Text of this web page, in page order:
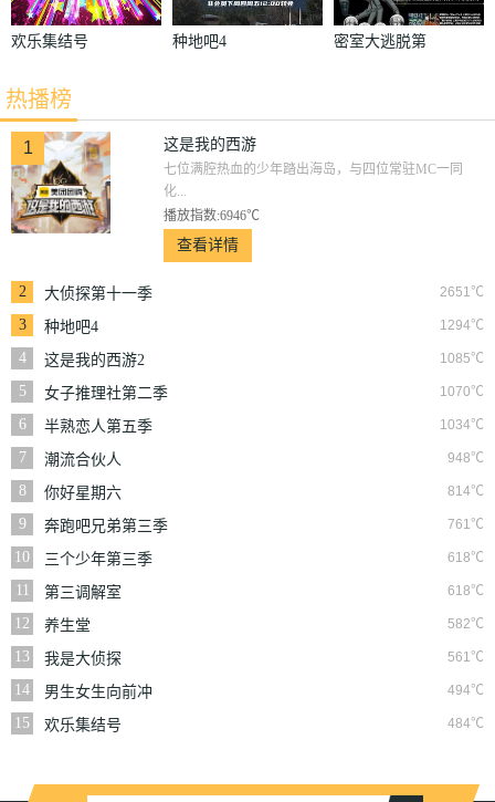
欢乐集结号 种地吧4
密室大逃脱第
热播榜
1 这是我的西游
七位满腔热血的少年踏出海岛，与四位常驻MC一同
化...
播放指数:6946℃
查看详情
2 2651℃
大侦探第十一季
3
1294℃
种地吧4
4
1085℃
这是我的西游2
5
1070℃
女子推理社第二季
6
1034℃
半熟恋人第五季
7
948℃
潮流合伙人
8
814℃
你好星期六
9
761℃
奔跑吧兄弟第三季
10
618℃
三个少年第三季
11
618℃
第三调解室
12
582℃
养生堂
13
561℃
我是大侦探
14
494℃
男生女生向前冲
15
484℃
欢乐集结号